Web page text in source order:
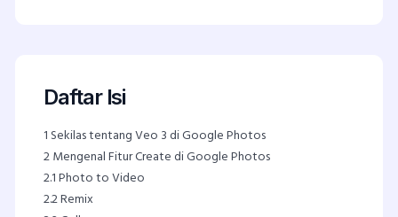
Daftar Isi
1 Sekilas tentang Veo 3 di Google Photos
2Mengenal Fitur Create di Google Photos
2.1Photo to Video
2.2Remix